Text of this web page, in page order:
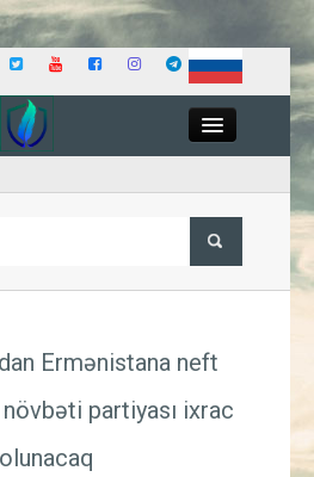
İqtisadiyyat
Ermənistana neft
növbəti partiyası ixrac
olunacaq